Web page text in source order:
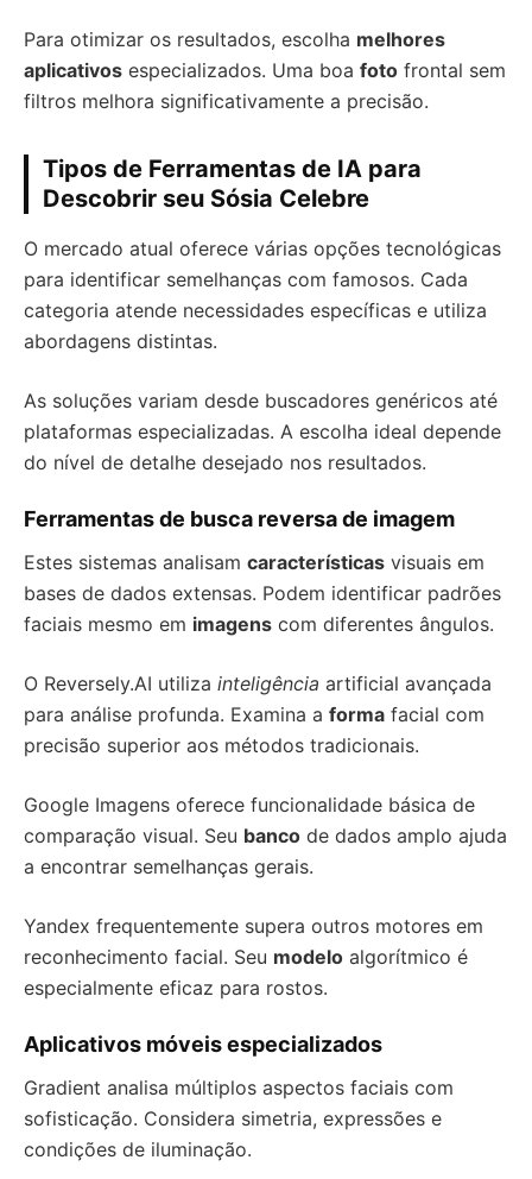
Para otimizar os resultados, escolha melhores
aplicativos especializados. Uma boa foto frontal sem
filtros melhora significativamente a precisão.
Tipos de Ferramentas de IA para
Descobrir seu Sósia Celebre
O mercado atual oferece várias opções tecnológicas
para identificar semelhanças com famosos. Cada
categoria atende necessidades específicas e utiliza
abordagens distintas.
As soluções variam desde buscadores genéricos até
plataformas especializadas. A escolha ideal depende
do nível de detalhe desejado nos resultados.
Ferramentas de busca reversa de imagem
Estes sistemas analisam características visuais em
bases de dados extensas. Podem identificar padrões
faciais mesmo em imagens com diferentes ângulos.
O Reversely.AI utiliza inteligência artificial avançada
para análise profunda. Examina a forma facial com
precisão superior aos métodos tradicionais.
Google Imagens oferece funcionalidade básica de
comparação visual. Seu banco de dados amplo ajuda
a encontrar semelhanças gerais.
Yandex frequentemente supera outros motores em
reconhecimento facial. Seu modelo algorítmico é
especialmente eficaz para rostos.
Aplicativos móveis especializados
Gradient analisa múltiplos aspectos faciais com
sofisticação. Considera simetria, expressões e
condições de iluminação.